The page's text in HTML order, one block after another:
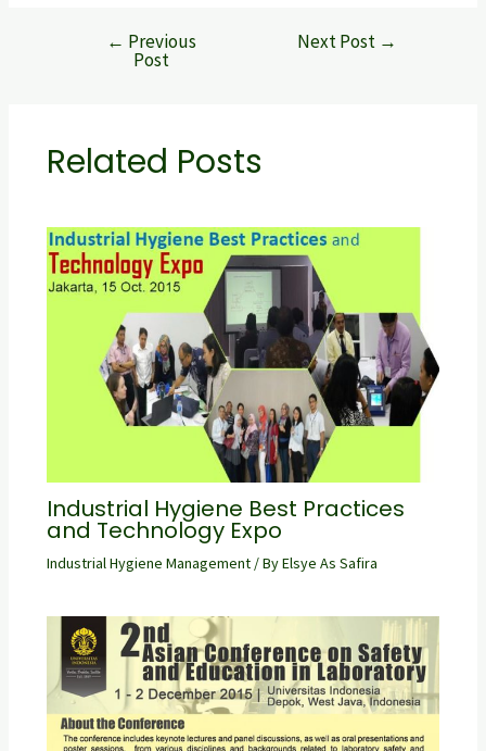
← Previous
Post
Next Post →
Related Posts
Industrial Hygiene Best Practices
and Technology Expo
Industrial Hygiene Management/ ByElsye As Safira